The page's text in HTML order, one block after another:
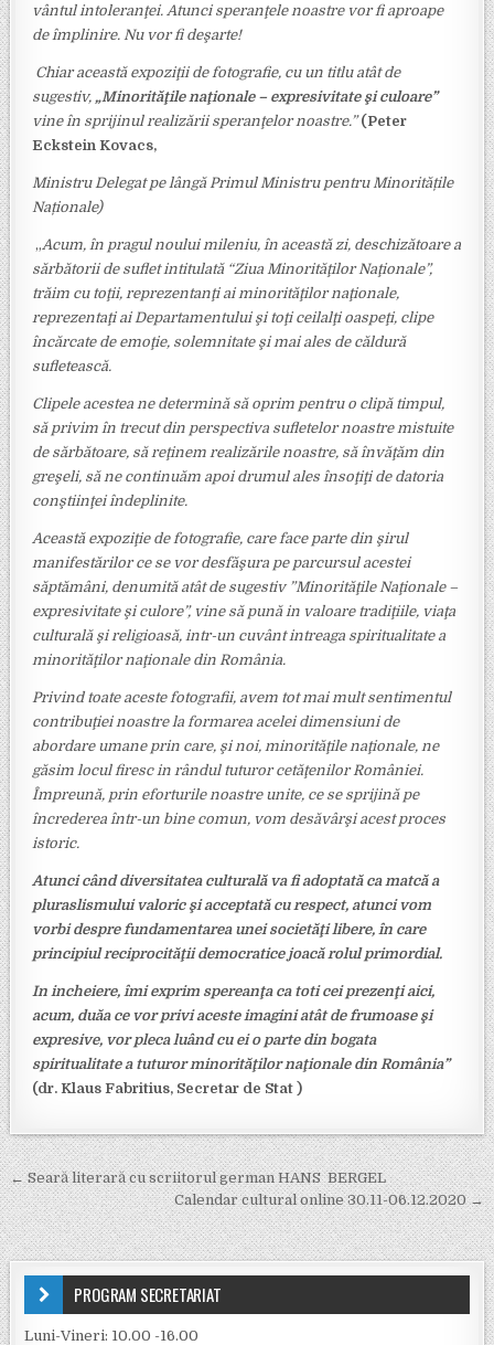
vântul intoleranţei. Atunci speranţele noastre vor fi aproape
de împlinire. Nu vor fi deşarte!
Chiar această expoziţii de fotografie, cu un titlu atât de
sugestiv, „ Minorităţile naţionale – expresivitate şi culoare”
vine în sprijinul realizării speranţelor noastre.”(Peter
Eckstein Kovacs,
Ministru Delegat pe lângă Primul Ministru pentru Minoritățile
Naționale)
„Acum, în pragul noului mileniu, în această zi, deschizătoare a
sărbătorii de suflet intitulată “Ziua Minorităţilor Naţionale”,
trăim cu toţii, reprezentanţi ai minorităţilor naţionale,
reprezentaţi ai Departamentului şi toţi ceilalţi oaspeţi, clipe
încărcate de emoţie, solemnitate şi mai ales de căldură
sufletească.
Clipele acestea ne determină să oprim pentru o clipă timpul,
să privim în trecut din perspectiva sufletelor noastre mistuite
de sărbătoare, să reţinem realizările noastre, să învăţăm din
greşeli, să ne continuăm apoi drumul ales însoţiţi de datoria
conştiinţei îndeplinite.
Această expoziţie de fotografie, care face parte din şirul
manifestărilor ce se vor desfăşura pe parcursul acestei
săptămâni, denumită atât de sugestiv ”Minorităţile Naţionale –
expresivitate şi culore”, vine să pună in valoare tradiţiile, viaţa
culturală şi religioasă, intr-un cuvânt intreaga spiritualitate a
minorităţilor naţionale din România.
Privind toate aceste fotografii, avem tot mai mult sentimentul
contribuţiei noastre la formarea acelei dimensiuni de
abordare umane prin care, şi noi, minorităţile naţionale, ne
găsim locul firesc in rândul tuturor cetăţenilor României.
Împreună, prin eforturile noastre unite, ce se sprijină pe
încrederea într-un bine comun, vom desăvârşi acest proces
istoric.
Atunci când diversitatea culturală va fi adoptată ca matcă a
pluraslismului valoric şi acceptată cu respect, atunci vom
vorbi despre fundamentarea unei societăţi libere, în care
principiul reciprocităţii democratice joacă rolul primordial.
In incheiere, îmi exprim spereanţa ca toti cei prezenţi aici,
acum, duăa ce vor privi aceste imagini atât de frumoase şi
expresive, vor pleca luând cu ei o parte din bogata
spiritualitate a tuturor minorităţilor naţionale din România”
(dr. Klaus Fabritius, Secretar de Stat )
Navigare în articole
← Seară literară cu scriitorul german HANS BERGEL
Calendar cultural online 30.11-06.12.2020 →
PROGRAM SECRETARIAT
Luni-Vineri: 10.00 -16.00